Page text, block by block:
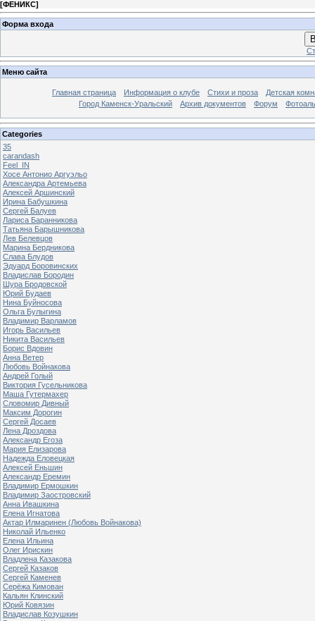
[ФЕНИКС]
Форма входа
Меню сайта
Главная страница Информация о клубе Стихи и проза
Детская
Город Каменск-Уральский
Архив документов Форум
Categories
35
carandash
Feel_IN
Хосе Антонио Аргуэльо
Александра Артемьева
Алексей Аршинский
Ирина Бабушкина
Сергей Балуев
Лариса Баранникова
Татьяна Барышникова
Лев Белевцов
Марина Бердникова
Слава Блудов
Эдуард Боровинских
Владислав Бородин
Шура Бродовской
Юрий Будаев
Нина Буйносова
Ольга Булыгина
Владимир Варламов
Игорь Васильев
Никита Васильев
Борис Вдовин
Анна Ветер
Любовь Войнакова
Андрей Голый
Виктория Гусельникова
Маша Гутермахер
Словомир Дивный
Максим Дорогин
Сергей Досаев
Лена Дроздова
Александр Егоза
Мария Елизарова
Надежда Еловецкая
Алексей Еньшин
Александр Еремин
Владимир Ермошкин
Владимир Заостровский
Анна Ивашкина
Елена Игнатова
Актар Илмаринен (Любовь Войнакова)
Николай Ильенко
Елена Ильина
Олег Ирискин
Владлена Казакова
Сергей Казаков
Сергей Каменев
Серёжа Кимован
Кальян Клинский
Юрий Ковязин
Владислав Козушкин